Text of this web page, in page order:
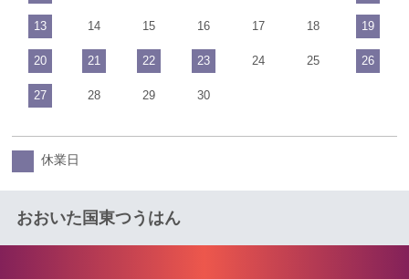
13 14 15 16 17 18 19
20 21 22 23 24 25 26
27 28 29 30
休業日
おおいた国東つうはん